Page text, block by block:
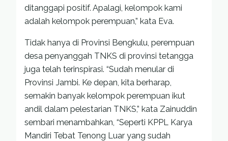
ditanggapi positif. Apalagi, kelompok kami
adalah kelompok perempuan,” kata Eva.
Tidak hanya di Provinsi Bengkulu, perempuan
desa penyanggah TNKS di provinsi tetangga
juga telah terinspirasi. “Sudah menular di
Provinsi Jambi. Ke depan, kita berharap,
semakin banyak kelompok perempuan ikut
andil dalam pelestarian TNKS,” kata Zainuddin
sembari menambahkan, “Seperti KPPL Karya
Mandiri Tebat Tenong Luar yang sudah